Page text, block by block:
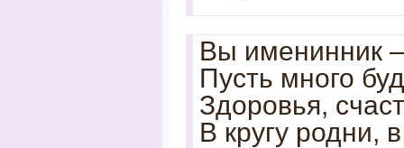
Вы именинник
Пусть много
Здоровья,
В кругу родни,